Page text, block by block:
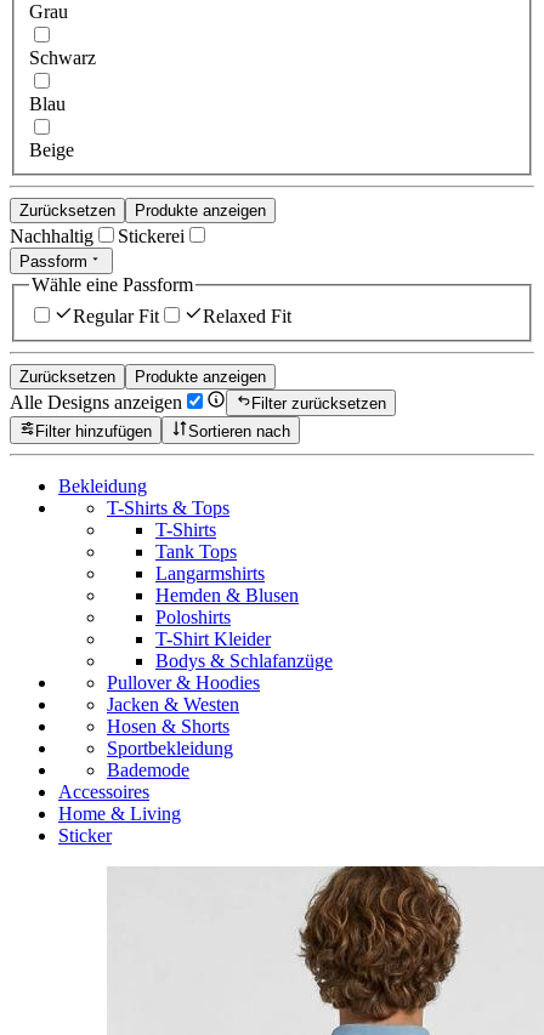
Grau
Schwarz
Blau
Beige
Zurücksetzen Produkte anzeigen
Nachhaltig Stickerei
Passform
Wähle eine Passform
Regular Fit
Relaxed Fit
Zurücksetzen Produkte anzeigen
Alle Designs anzeigen
Filter zurücksetzen
Filter hinzufügen
Sortieren nach
Bekleidung
T-Shirts & Tops
T-Shirts
Tank Tops
Langarmshirts
Hemden & Blusen
Poloshirts
T-Shirt Kleider
Bodys & Schlafanzüge
Pullover & Hoodies
Jacken & Westen
Hosen & Shorts
Sportbekleidung
Bademode
Accessoires
Home & Living
Sticker